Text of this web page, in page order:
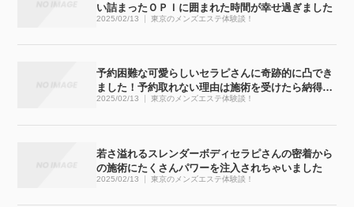
い詰まったＯＰＩに囲まれた時間が幸せ過ぎました
2025/02/13 東京のメンズエステ体験談！
予約困難な可愛らしいセラピさんに奇跡的に凸でき
ました！予約取れない理由は施術を受けたら納得で
す
2025/02/13 東京のメンズエステ体験談！
若さ溢れるスレンダーボディセラピさんの密着から
の施術にたくさんパワーを注入されちゃいました
2025/02/13 東京のメンズエステ体験談！